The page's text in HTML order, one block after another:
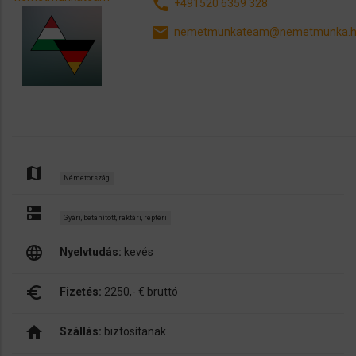
call +491520 6359 328
email
map Németország
dns Gyári, betanított, raktári, reptéri
language Nyelvtudás: kevés
euro_symbol Fizetés: 2250,- € bruttó
home Szállás: biztosítanak